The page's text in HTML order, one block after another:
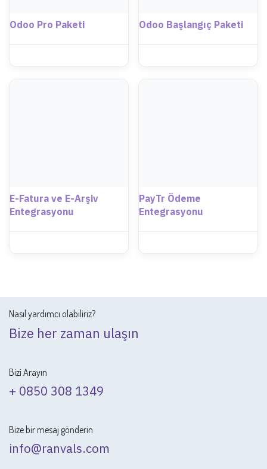
Odoo Pro Paketi Odoo Başlangıç Paketi
E-Fatura ve E-Arşiv
Entegrasyonu
PayTr Ödeme
Entegrasyonu
Nasıl yardımcı olabiliriz?
Bize her zaman ulaşın
Bizi Arayın
+ 0850 308 1349
Bize bir mesaj gönderin
info@ranvals.com